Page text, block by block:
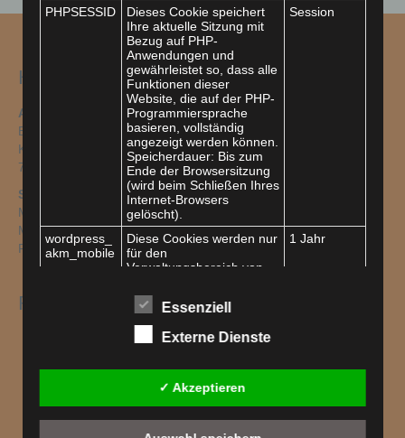
Hier finden Sie uns
Adresse
Bürgerkreis Sinsheim e. V.
Kleine Kirchgasse 5
74889 Sinsheim
Sprechzeiten
Montag + Dienstag: 13–14 Uhr
Mittwoch + Donnerstag: 09-10 Uhr
Freitag: 09–10 Uhr
Fachdienste
Stellenanzeige
PHPSESSID
Dieses Cookie speichert
Ihre aktuelle Sitzung mit
Bezug auf PHP-
Anwendungen und
gewährleistet so, dass alle
Funktionen dieser
Website, die auf der PHP-
Programmiersprache
basieren, vollständig
angezeigt werden können.
Speicherdauer: Bis zum
Ende der Browsersitzung
(wird beim Schließen Ihres
Internet-Browsers
gelöscht).
Session
wordpress_
akm_mobile
Diese Cookies werden nur
für den
Verwaltungsbereich von
1 Jahr
Diese Cookies werden nur
Verwaltungsbereich von
wp-settings-
akm_mobile
Diese Cookies werden nur
für den
Verwaltungsbereich von
Session
Essenziell
Externe Dienste
✓ Akzeptieren